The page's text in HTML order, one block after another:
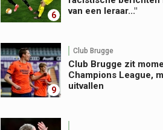
6
van een leraar..."
9
Club Brugge
Club Brugge zit
Champions League,
uitvallen